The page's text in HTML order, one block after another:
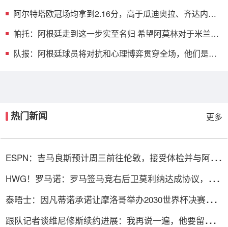
阿尔特塔欧冠场均拿到2.16分，高于瓜迪奥拉、齐达内、
帕托：阿根廷走到这一步实至名归 希望阿莫林对于米兰是
队报：阿根廷球员将对抗和心理博弈贯穿全场，他们是梅
热门新闻 更多
ESPN：吉马良斯预计周三前往伦敦，接受体检并与阿森
HWG！罗马诺：罗马签马竞右后卫莫利纳达成协议，总
泰晤士：因凡蒂诺承诺让摩洛哥举办2030世界杯决赛，
跟队记者谈维尼修斯续约进展：我再说一遍，他要留下